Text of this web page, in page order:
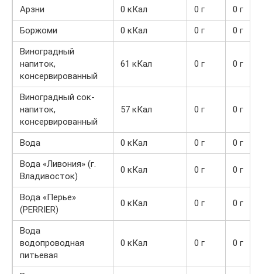
Арзни 0 кКал 0 г
0 г
Боржоми
0 кКал 0 г
0 г
Виноградный
напиток,
консервированный
61 кКал 0 г 0 г
Виноградный сок-
напиток,
консервированный
57 кКал 0 г 0 г
Вода 0 кКал 0 г
0 г
Вода «Ливония» (г.
Владивосток)
0 кКал 0 г 0 г
Вода «Перье»
(PERRIER)
0 кКал 0 г 0 г
Вода
водопроводная
питьевая
0 кКал 0 г 0 г